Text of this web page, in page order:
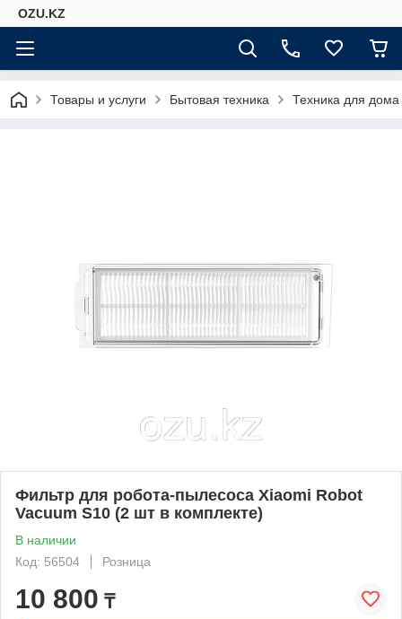
OZU.KZ
Товары и услуги Бытовая техника Техника для дома
Фильтр для робота-пылесоса Xiaomi Robot
Vacuum S10 (2 шт в комплекте)
В наличии
Код: 56504
Розница
10 800 ₸